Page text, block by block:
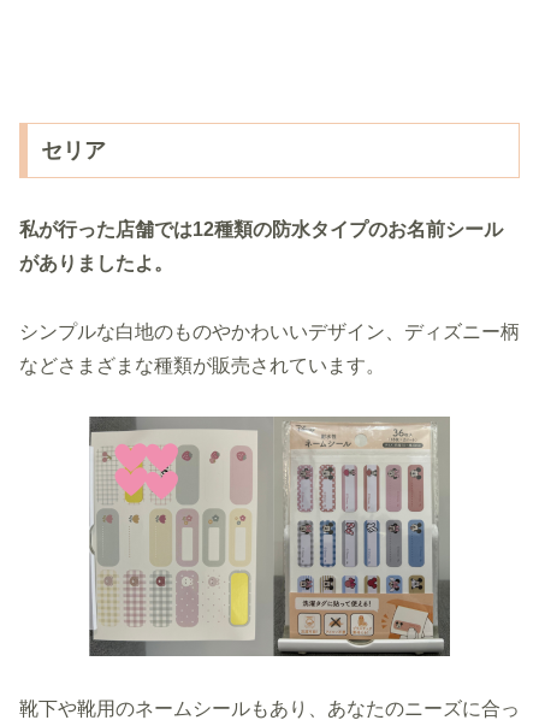
セリア
私が行った店舗では12種類の防水タイプのお名前シール
がありましたよ。
シンプルな白地のものやかわいいデザイン、ディズニー柄
などさまざまな種類が販売されています。
靴下や靴用のネームシールもあり、あなたのニーズに合っ